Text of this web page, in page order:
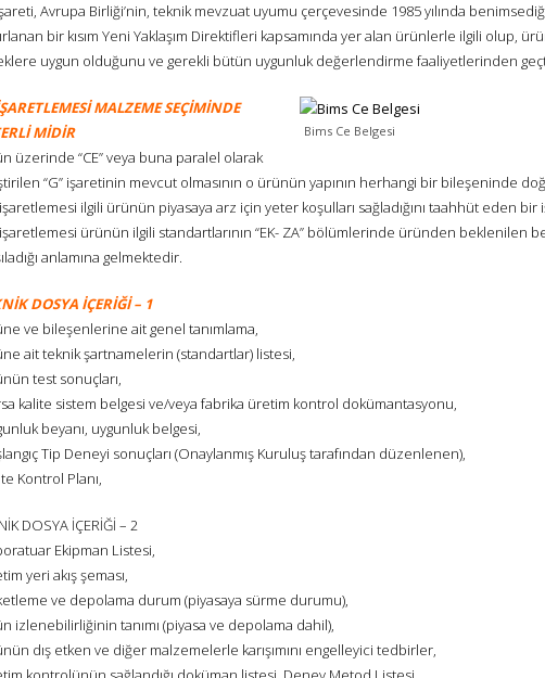
Avrupa Birliği’nin, teknik mevzuat uyumu çerçevesinde 1985 yılında
bir kısım Yeni Yaklaşım Direktifleri kapsamında yer alan ürünlerle ilgili olup,
uygun olduğunu ve gerekli bütün uygunluk değerlendirme faaliyetlerinden
Bims Ce Belgesi
MALZEME SEÇİMİNDE
MİDİR
üzerinde “CE” veya buna paralel olarak
“G” işaretinin mevcut olmasının o ürünün yapının herhangi bir bileşeninde
ilgili ürünün piyasaya arz için yeter koşulları sağladığını taahhüt eden
ürünün ilgili standartlarının “EK- ZA” bölümlerinde üründen beklenilen
anlamına gelmektedir.
DOSYA İÇERİĞİ – 1
ve bileşenlerine ait genel tanımlama,
ait teknik şartnamelerin (standartlar) listesi,
test sonuçları,
kalite sistem belgesi ve/veya fabrika üretim kontrol dokümantasyonu,
beyanı, uygunluk belgesi,
Tip Deneyi sonuçları (Onaylanmış Kuruluş tarafından düzenlenen),
Kontrol Planı,
DOSYA İÇERİĞİ – 2
Ekipman Listesi,
yeri akış şeması,
ve depolama durum (piyasaya sürme durumu),
izlenebilirliğinin tanımı (piyasa ve depolama dahil),
dış etken ve diğer malzemelerle karışımını engelleyici tedbirler,